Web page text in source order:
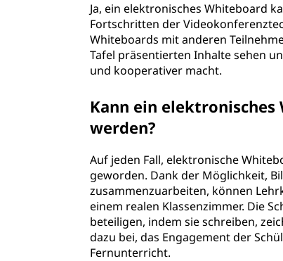
Ja, ein elektronisches Whiteboard
Fortschritten der
Whiteboards mit anderen
Tafel präsentierten Inhalte sehen
und kooperativer macht.
Kann ein
werden?
Auf jeden Fall, elektronische
geworden. Dank der Möglichkeit,
zusammenzuarbeiten, können
einem realen Klassenzimmer. Die
beteiligen, indem sie schreiben,
dazu bei, das Engagement der
Fernunterricht.